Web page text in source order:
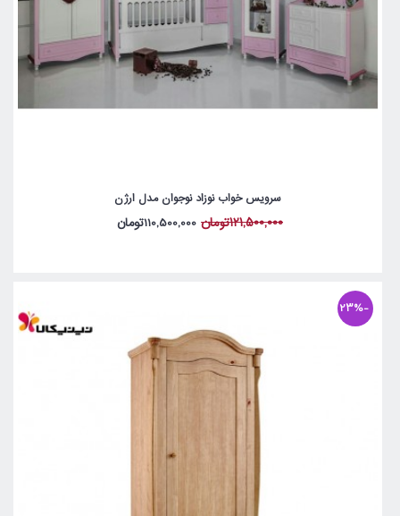
سرویس خواب نوزاد نوجوان مدل ارژن
121,500,000تومان 110,500,000تومان
-23%